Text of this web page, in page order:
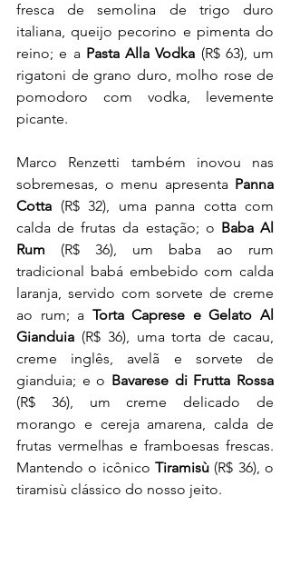
fresca de semolina de trigo duro
italiana, queijo pecorino e pimenta do
reino; e a Pasta Alla Vodka (R$ 63), um
rigatoni de grano duro, molho rose de
pomodoro com vodka, levemente
picante.
Marco Renzetti também inovou nas
sobremesas, o menu apresenta Panna
Cotta (R$ 32), uma panna cotta com
calda de frutas da estação; o Baba Al
Rum (R$ 36), um baba ao rum
tradicional babá embebido com calda
laranja, servido com sorvete de creme
ao rum; a Torta Caprese e Gelato Al
Gianduia (R$ 36), uma torta de cacau,
creme inglês, avelã e sorvete de
gianduia; e o Bavarese di Frutta Rossa
(R$ 36), um creme delicado de
morango e cereja amarena, calda de
frutas vermelhas e framboesas frescas.
Mantendo o icônico Tiramisù (R$ 36), o
tiramisù clássico do nosso jeito.